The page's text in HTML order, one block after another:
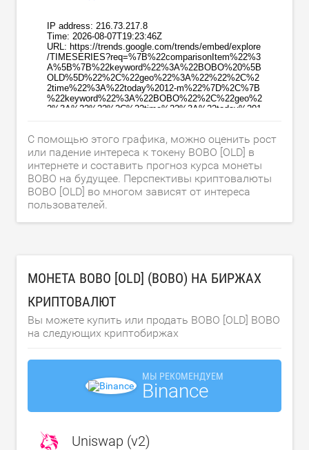
С помощью этого графика, можно оценить рост
или падение интереса к токену BOBO [OLD] в
интернете и составить прогноз курса монеты
BOBO на будущее. Перспективы криптовалюты
BOBO [OLD] во многом зависят от интереса
пользователей.
МОНЕТА BOBO [OLD] (BOBO) НА БИРЖАХ
КРИПТОВАЛЮТ
Вы можете купить или продать BOBO [OLD] BOBO
на следующих криптобиржах
МЫ РЕКОМЕНДУЕМ
Binance
Uniswap (v2)